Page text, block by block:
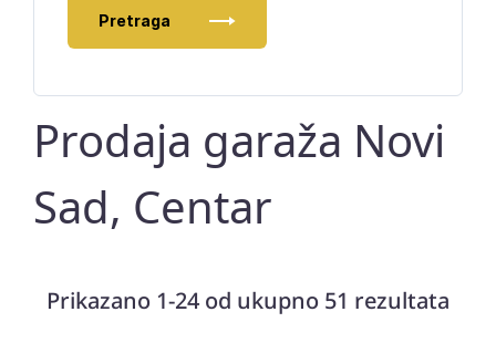
Pretraga
Prodaja garaža Novi
Sad, Centar
Prikazano 1-24 od ukupno 51 rezultata